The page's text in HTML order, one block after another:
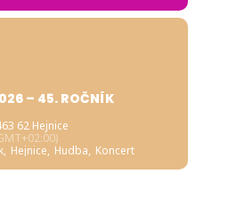
– 45. ROČNÍK
62 Hejnice
Hejnice, Hudba, Koncert